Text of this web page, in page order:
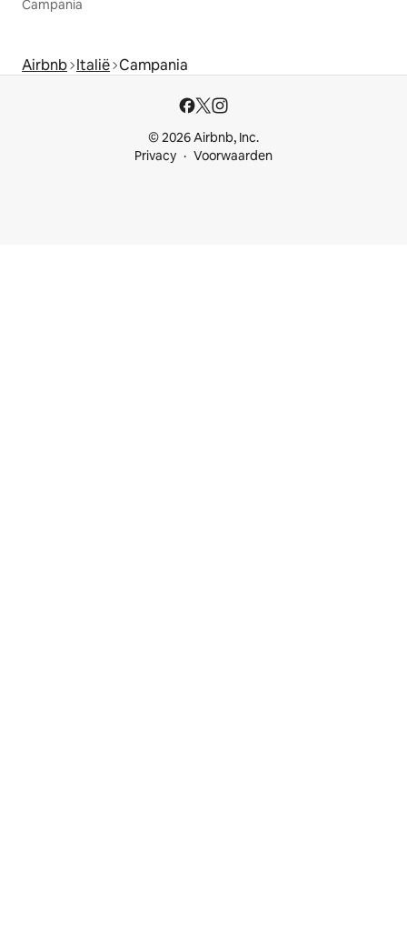
Campania
Airbnb Italië Campania
© 2026 Airbnb, Inc.
Privacy
Voorwaarden